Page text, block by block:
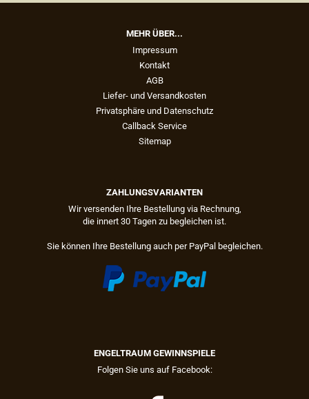
MEHR ÜBER...
Impressum
Kontakt
AGB
Liefer- und Versandkosten
Privatsphäre und Datenschutz
Callback Service
Sitemap
ZAHLUNGSVARIANTEN
Wir versenden Ihre Bestellung via Rechnung,
die innert 30 Tagen zu begleichen ist.
Sie können Ihre Bestellung auch per PayPal begleichen.
ENGELTRAUM GEWINNSPIELE
Folgen Sie uns auf Facebook: